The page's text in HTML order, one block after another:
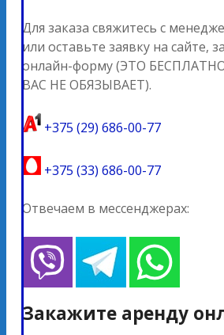
Для заказа свяжитесь с
или оставьте заявку на сайте,
онлайн-форму (ЭТО
ВАС НЕ ОБЯЗЫВАЕТ).
+375 (29) 686-00-77
+375 (33) 686-00-77
Отвечаем в мессенджерах:
Закажите аренду